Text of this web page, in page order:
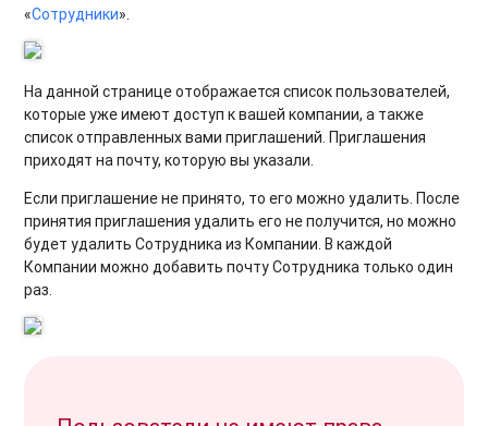
«Сотрудники».
На данной странице отображается список пользователей,
которые уже имеют доступ к вашей компании, а также
список отправленных вами приглашений. Приглашения
приходят на почту, которую вы указали.
Если приглашение не принято, то его можно удалить. После
принятия приглашения удалить его не получится, но можно
будет удалить Сотрудника из Компании. В каждой
Компании можно добавить почту Сотрудника только один
раз.